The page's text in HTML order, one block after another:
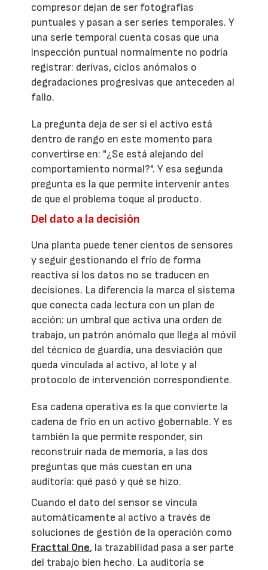
compresor dejan de ser fotografías
puntuales y pasan a ser series temporales. Y
una serie temporal cuenta cosas que una
inspección puntual normalmente no podría
registrar: derivas, ciclos anómalos o
degradaciones progresivas que anteceden al
fallo.
La pregunta deja de ser si el activo está
dentro de rango en este momento para
convertirse en: "¿Se está alejando del
comportamiento normal?". Y esa segunda
pregunta es la que permite intervenir antes
de que el problema toque al producto.
Del dato a la decisión
Una planta puede tener cientos de sensores
y seguir gestionando el frío de forma
reactiva si los datos no se traducen en
decisiones. La diferencia la marca el sistema
que conecta cada lectura con un plan de
acción: un umbral que activa una orden de
trabajo, un patrón anómalo que llega al móvil
del técnico de guardia, una desviación que
queda vinculada al activo, al lote y al
protocolo de intervención correspondiente.
Esa cadena operativa es la que convierte la
cadena de frío en un activo gobernable. Y es
también la que permite responder, sin
reconstruir nada de memoria, a las dos
preguntas que más cuestan en una
auditoría: qué pasó y qué se hizo.
Cuando el dato del sensor se vincula
automáticamente al activo a través de
soluciones de gestión de la operación como
Fracttal One, la trazabilidad pasa a ser parte
del trabajo bien hecho. La auditoría se